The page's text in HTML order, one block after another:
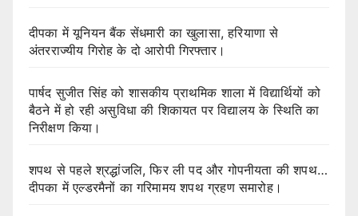
दीपका में यूनियन बैंक सेंधमारी का खुलासा, हरियाणा से
अंतरराज्यीय गिरोह के दो आरोपी गिरफ्तार।
पार्षद सुजीत सिंह को शासकीय प्राथमिक शाला में विद्यार्थियों को
बैठने में हो रही असुविधा की शिकायत पर विद्यालय के स्थिति का
निरीक्षण किया।
शपथ से पहले श्रद्धांजलि, फिर ली पद और गोपनीयता की शपथ…
दीपका में एल्डरमैनों का गरिमामय शपथ ग्रहण समारोह।